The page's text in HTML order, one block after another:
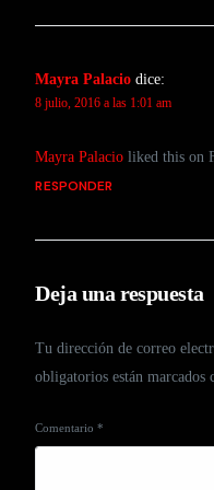
Mayra Palacio dice:
8 julio, 2016 a las 1:01 am
Mayra Palacio liked this on
RESPONDER
Deja una respuesta
Tu dirección de correo
obligatorios están marcados
Comentario*